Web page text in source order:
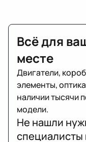
Всё для
месте
Двигатели,
элементы,
наличии тысячи
модели.
Не нашли
специалисты